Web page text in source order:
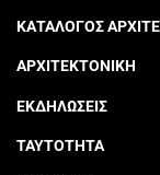
ΚΑΤΑΛΟΓΟΣ
ΑΡΧΙΤΕΚΤΟΝΙΚΗ
ΕΚΔΗΛΩΣΕΙΣ
ΤΑΥΤΟΤΗΤΑ